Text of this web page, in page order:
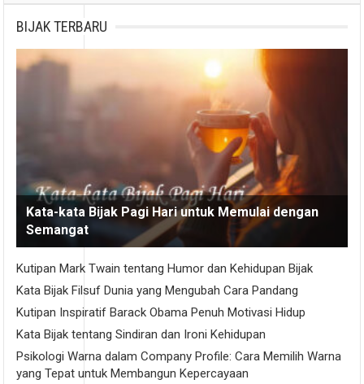
BIJAK TERBARU
Kata-kata Bijak Pagi Hari untuk Memulai dengan
Semangat
Kutipan Mark Twain tentang Humor dan Kehidupan Bijak
Kata Bijak Filsuf Dunia yang Mengubah Cara Pandang
Kutipan Inspiratif Barack Obama Penuh Motivasi Hidup
Kata Bijak tentang Sindiran dan Ironi Kehidupan
Psikologi Warna dalam Company Profile: Cara Memilih Warna
yang Tepat untuk Membangun Kepercayaan